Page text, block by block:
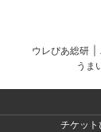
ウレぴあ総研
うま
チケット